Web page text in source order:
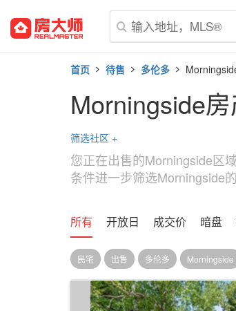
首页 待售 多伦多
Morningside
筛选社区 +
您正在出售的Morningside区
条件进一步筛选Morningside的
所有 开放日 成交价 暗盘
民宅 出售 多伦多 Morningside